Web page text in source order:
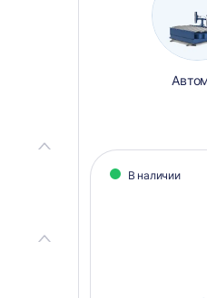
Каталог
В наличии